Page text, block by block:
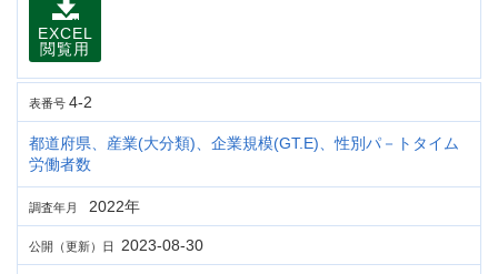
EXCEL
閲覧用
表番号 4-2
都道府県、産業(大分類)、企業規模(GT.E)、性別パ－トタイム
労働者数
調査年月 2022年
公開（更新）日 2023-08-30